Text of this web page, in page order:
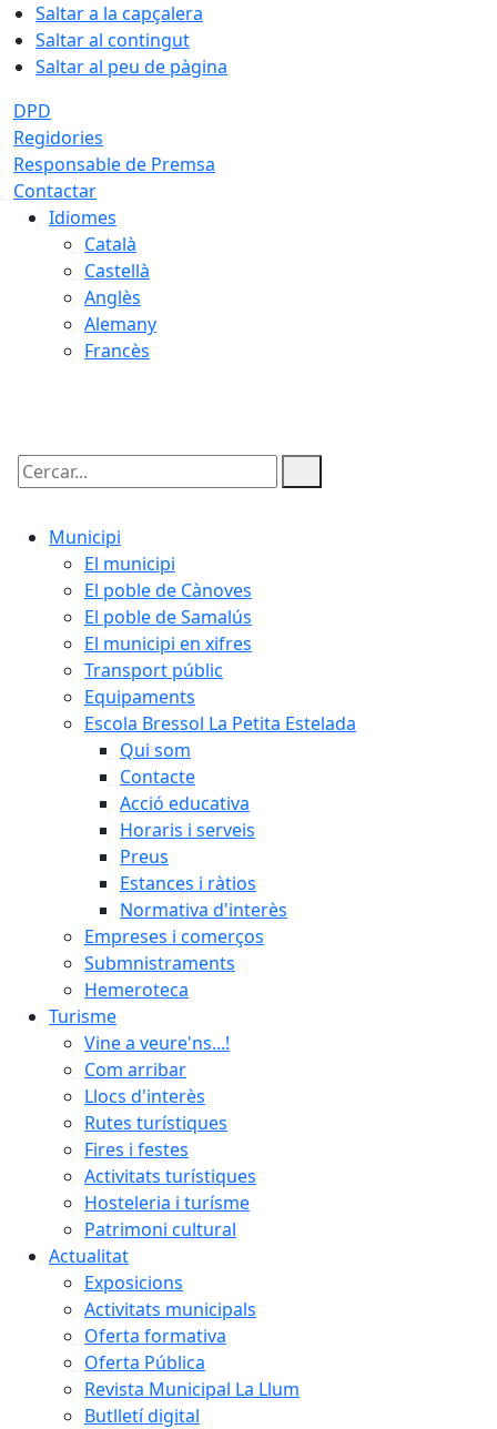
Saltar a la capçalera
Saltar al contingut
Saltar al peu de pàgina
DPD
Regidories
Responsable de Premsa
Contactar
Idiomes
Català
Castellà
Anglès
Alemany
Francès
Cercar:
Municipi
El municipi
El poble de Cànoves
El poble de Samalús
El municipi en xifres
Transport públic
Equipaments
Escola Bressol La Petita Estelada
Qui som
Contacte
Acció educativa
Horaris i serveis
Preus
Estances i ràtios
Normativa d'interès
Empreses i comerços
Submnistraments
Hemeroteca
Turisme
Vine a veure'ns...!
Com arribar
Llocs d'interès
Rutes turístiques
Fires i festes
Activitats turístiques
Hosteleria i turísme
Patrimoni cultural
Actualitat
Exposicions
Activitats municipals
Oferta formativa
Oferta Pública
Revista Municipal La Llum
Butlletí digital